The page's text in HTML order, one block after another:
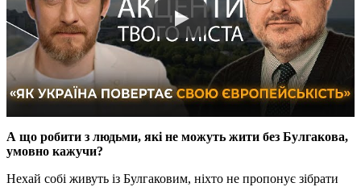
А що робити з людьми, які не можуть жити без Булгакова,
умовно кажучи?
Нехай собі живуть із Булгаковим, ніхто не пропонує зібрати